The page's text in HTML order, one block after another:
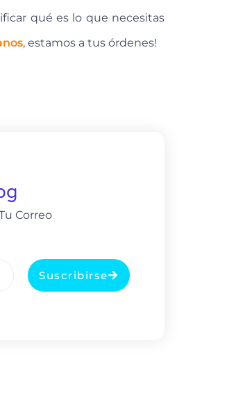
qué es lo que necesitas
, estamos a tus órdenes!
Correo
Suscribirse